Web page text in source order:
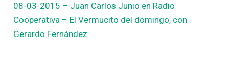
08-03-2015 – Juan Carlos Junio en Radio
Cooperativa – El Vermucito del domingo, con
Gerardo Fernández